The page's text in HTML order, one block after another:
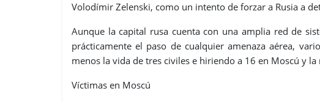
Volodímir Zelenski, como un intento de forzar a Rusia a
Aunque la capital rusa cuenta con una amplia red de
prácticamente el paso de cualquier amenaza aérea,
menos la vida de tres civiles e hiriendo a 16 en Moscú y
Víctimas en Moscú